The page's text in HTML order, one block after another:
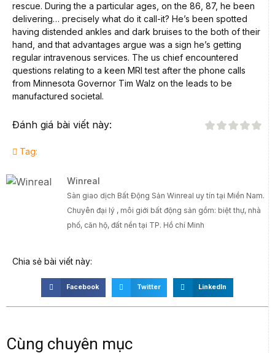
rescue. During the a particular ages, on the 86, 87, he been
delivering… precisely what do it call-it? He’s been spotted
having distended ankles and dark bruises to the both of their
hand, and that advantages argue was a sign he’s getting
regular intravenous services. The us chief encountered
questions relating to a keen MRI test after the phone calls
from Minnesota Governor Tim Walz on the leads to be
manufactured societal.
Đánh giá bài viết này:
Tag:
Winreal
Sàn giao dịch Bất Động Sản Winreal uy tín tại Miền Nam.
Chuyên đại lý , môi giới bất động sản gồm: biệt thự, nhà
phố, căn hộ, đất nền tại TP. Hồ chí Minh
Chia sẻ bài viết này:
Facebook Twitter LinkedIn
Cùng chuyên mục